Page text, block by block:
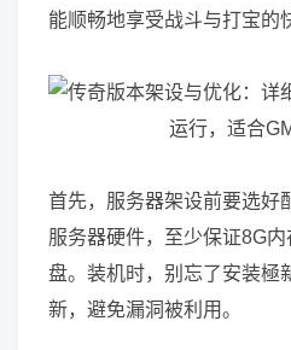
能顺畅地享受战斗与打宝的
首先，服务器架设前要选好
服务器硬件，至少保证8G
盘。装机时，别忘了安装極
新，避免漏洞被利用。